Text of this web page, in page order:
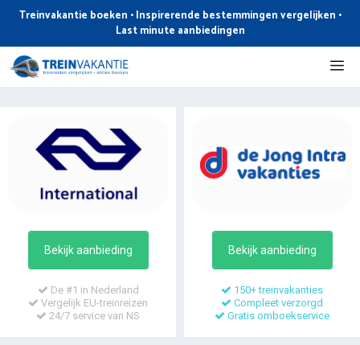
de
inhoud
Treinvakantie boeken • Inspirerende bestemmingen vergelijken •
Last minute aanbiedingen
Bekijk aanbieding
De #1 in Nederland
Vergelijk EU-treinreizen
24/7 service van NS
Bekijk aanbieding
150+ treinvakanties
Compleet verzorgd
Gratis omboekservice